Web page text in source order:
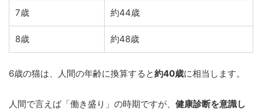
7歳 約44歳
8歳 約48歳
6歳の猫は、人間の年齢に換算すると約40歳に相当します。
人間で言えば「働き盛り」の時期ですが、 健康診断を意識し